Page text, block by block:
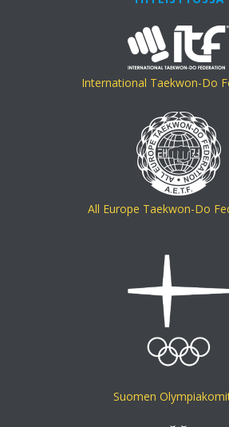
International Taekwon-Do
All Europe Taekwon-Do
Suomen